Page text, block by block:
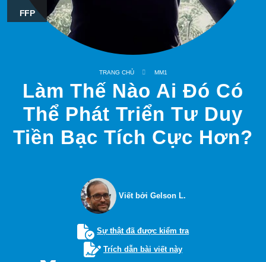
FFP
TRANG CHỦ MM1
Làm Thế Nào Ai Đó Có
Thể Phát Triển Tư Duy
Tiền Bạc Tích Cực Hơn?
Viết bởi Gelson L.
Sự thật đã được kiểm tra
Trích dẫn bài viết này